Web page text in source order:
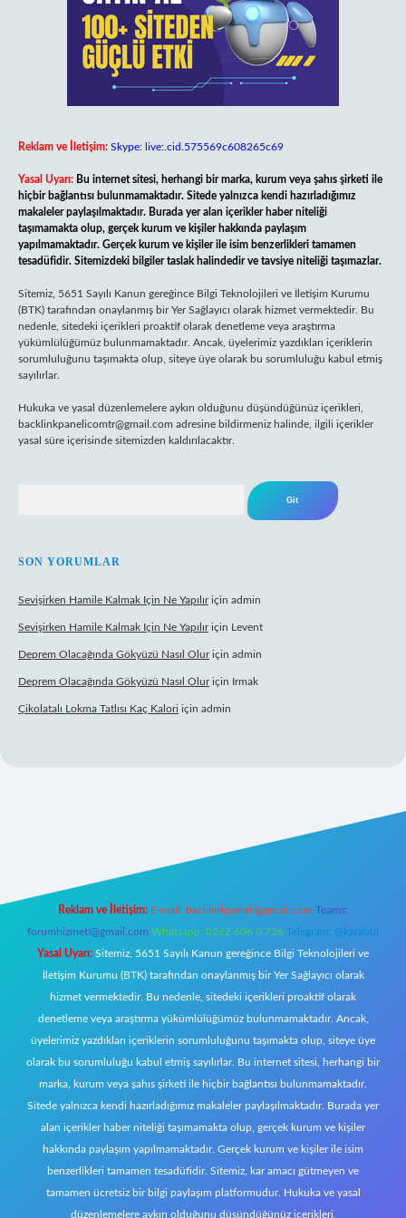
Reklam ve İletişim: Skype: live:.cid.575569c608265c69
Yasal Uyarı: Bu internet sitesi, herhangi bir marka, kurum veya şahıs şirketi ile
hiçbir bağlantısı bulunmamaktadır. Sitede yalnızca kendi hazırladığımız
makaleler paylaşılmaktadır. Burada yer alan içerikler haber niteliği
taşımamakta olup, gerçek kurum ve kişiler hakkında paylaşım
yapılmamaktadır. Gerçek kurum ve kişiler ile isim benzerlikleri tamamen
tesadüfidir. Sitemizdeki bilgiler taslak halindedir ve tavsiye niteliği taşımazlar.
Sitemiz, 5651 Sayılı Kanun gereğince Bilgi Teknolojileri ve İletişim Kurumu
(BTK) tarafından onaylanmış bir Yer Sağlayıcı olarak hizmet vermektedir. Bu
nedenle, sitedeki içerikleri proaktif olarak denetleme veya araştırma
yükümlülüğümüz bulunmamaktadır. Ancak, üyelerimiz yazdıkları içeriklerin
sorumluluğunu taşımakta olup, siteye üye olarak bu sorumluluğu kabul etmiş
sayılırlar.
Hukuka ve yasal düzenlemelere aykırı olduğunu düşündüğünüz içerikleri,
backlinkpanelicomtr@gmail.com adresine bildirmeniz halinde, ilgili içerikler
yasal süre içerisinde sitemizden kaldırılacaktır.
SON YORUMLAR
Sevişirken Hamile Kalmak Için Ne Yapılıriçin admin
Sevişirken Hamile Kalmak Için Ne Yapılıriçin Levent
Deprem Olacağında Gökyüzü Nasıl Oluriçin admin
Deprem Olacağında Gökyüzü Nasıl Oluriçin Irmak
Çikolatalı Lokma Tatlısı Kaç Kalori için admin
Reklam ve İletişim: E-mail: backlinkpaneli@gmail.com Teams:
forumhizmeti@gmail.com Whatsapp: 0262 606 0 726 Telegram: @karabul
Yasal Uyarı: Sitemiz, 5651 Sayılı Kanun gereğince Bilgi Teknolojileri ve
İletişim Kurumu (BTK) tarafından onaylanmış bir Yer Sağlayıcı olarak
hizmet vermektedir. Bu nedenle, sitedeki içerikleri proaktif olarak
denetleme veya araştırma yükümlülüğümüz bulunmamaktadır. Ancak,
üyelerimiz yazdıkları içeriklerin sorumluluğunu taşımakta olup, siteye üye
olarak bu sorumluluğu kabul etmiş sayılırlar. Bu internet sitesi, herhangi bir
marka, kurum veya şahıs şirketi ile hiçbir bağlantısı bulunmamaktadır.
Sitede yalnızca kendi hazırladığımız makaleler paylaşılmaktadır. Burada yer
alan içerikler haber niteliği taşımamakta olup, gerçek kurum ve kişiler
hakkında paylaşım yapılmamaktadır. Gerçek kurum ve kişiler ile isim
benzerlikleri tamamen tesadüfidir. Sitemiz, kar amacı gütmeyen ve
tamamen ücretsiz bir bilgi paylaşım platformudur. Hukuka ve yasal
düzenlemelere aykırı olduğunu düşündüğünüz içerikleri,